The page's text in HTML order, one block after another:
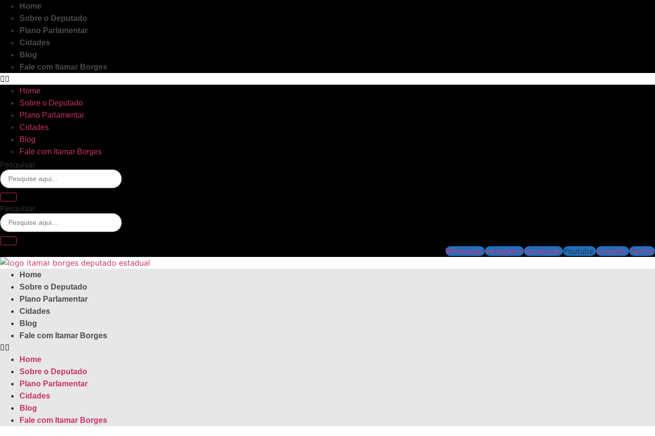
para
conteúdo
Home
Sobre o Deputado
Plano Parlamentar
Cidades
Blog
Fale com Itamar Borges
Home
Sobre o Deputado
Plano Parlamentar
Cidades
Blog
Fale com Itamar Borges
Pesquisar
Pesquisar
Whatsapp Instagram Facebook Youtube Linkedin Twitter
Home
Sobre o Deputado
Plano Parlamentar
Cidades
Blog
Fale com Itamar Borges
Home
Sobre o Deputado
Plano Parlamentar
Cidades
Blog
Fale com Itamar Borges